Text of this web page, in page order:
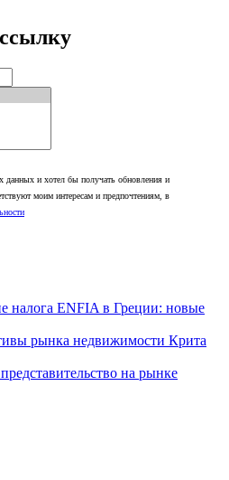
данных и хотел бы получать обновления и
моим интересам и предпочтениям, в
налога ENFIA в Греции: новые
рынка недвижимости Крита
на рынке